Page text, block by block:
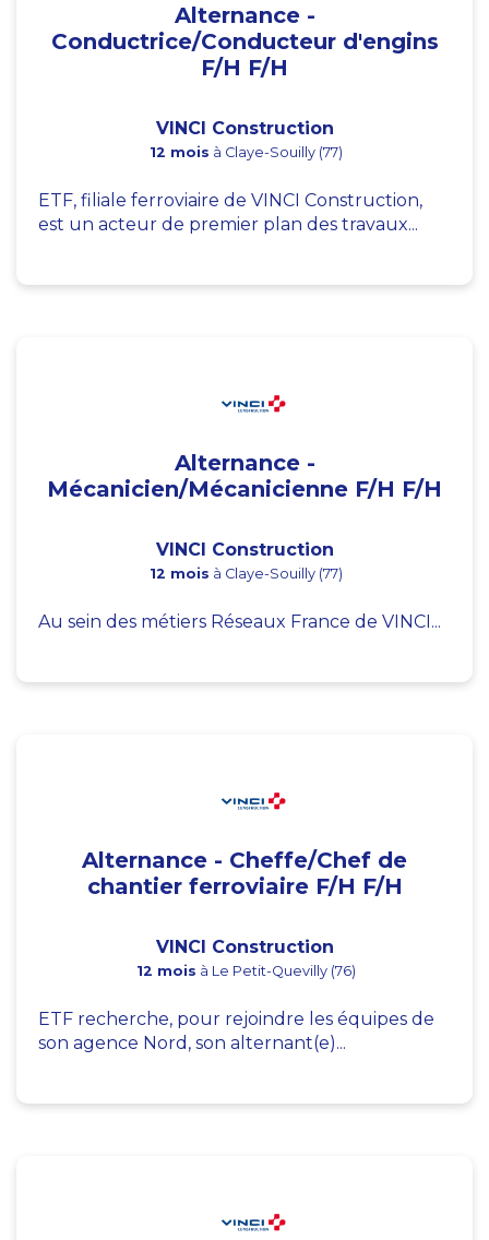
Alternance -
Conductrice/Conducteur d'engins
F/H F/H
VINCI Construction
12 mois à Claye-Souilly (77)
ETF, filiale ferroviaire de VINCI Construction,
est un acteur de premier plan des travaux...
Alternance -
Mécanicien/Mécanicienne F/H F/H
VINCI Construction
12 mois à Claye-Souilly (77)
Au sein des métiers Réseaux France de VINCI...
Alternance - Cheffe/Chef de
chantier ferroviaire F/H F/H
VINCI Construction
12 mois à Le Petit-Quevilly (76)
ETF recherche, pour rejoindre les équipes de
son agence Nord, son alternant(e)...